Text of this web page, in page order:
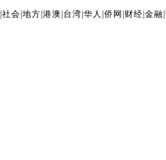
|社会 |地方 |港澳 台湾 |华人 |侨网 财经 |金融 |